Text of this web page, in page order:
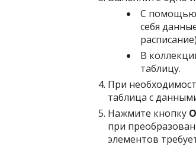
С помощью
себя
В
таблицу.
При
таблица с
Нажмите кнопку
при
элементов